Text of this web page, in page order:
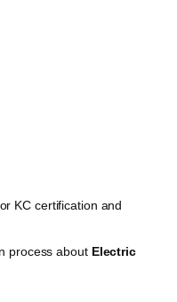
KC certification and
process about Electric